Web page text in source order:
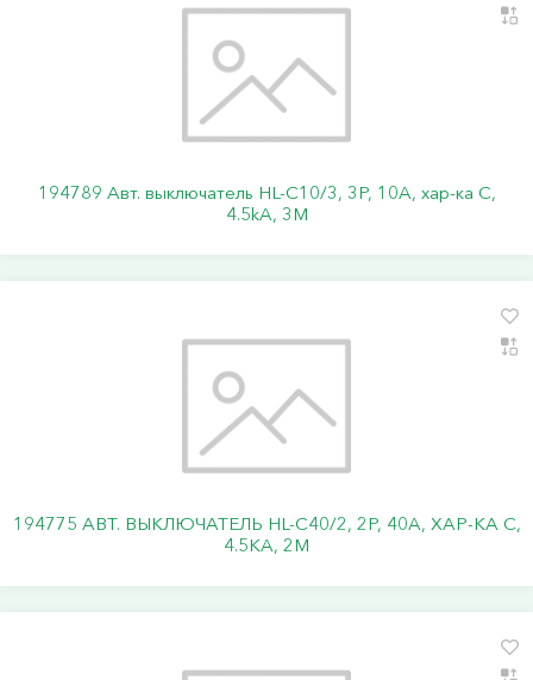
194789 Авт. выключатель HL-C10/3, 3P, 10A, хар-ка C,
4.5kA, 3M
194775 АВТ. ВЫКЛЮЧАТЕЛЬ HL-C40/2, 2P, 40A, ХАР-КА C,
4.5KA, 2M